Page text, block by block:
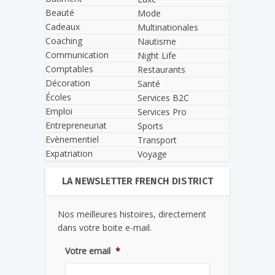
Beauté
Cadeaux
Coaching
Communication
Comptables
Décoration
Écoles
Emploi
Entrepreneuriat
Evènementiel
Expatriation
Mode
Multinationales
Nautisme
Night Life
Restaurants
Santé
Services B2C
Services Pro
Sports
Transport
Voyage
LA NEWSLETTER FRENCH DISTRICT
Nos meilleures histoires, directement
dans votre boite e-mail.
Votre email *